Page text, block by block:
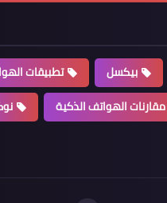
بيكسل تطبيقات
مقارنات الهواتف الذكية